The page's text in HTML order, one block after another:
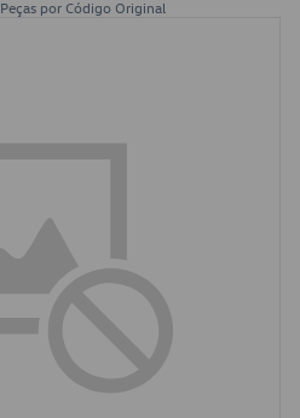
Peças por Código Original